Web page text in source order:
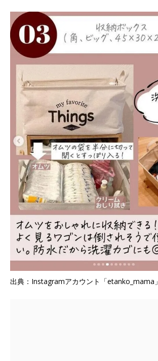
出典：Instagramアカウント「etanko_mama」